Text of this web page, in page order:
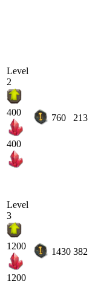
Level
2
400
400
760 213
Level
3
1200
1200
1430 382